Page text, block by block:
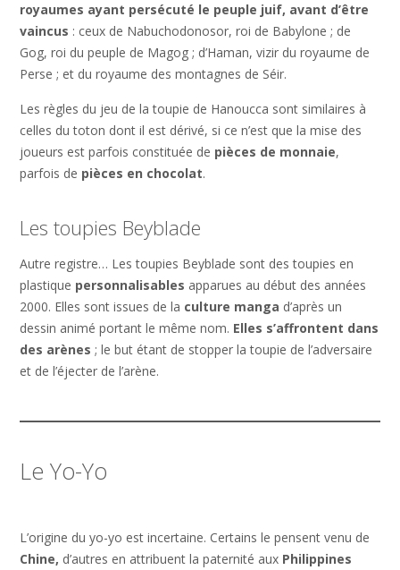
royaumes ayant persécuté le peuple juif, avant d’être
vaincus : ceux de Nabuchodonosor, roi de Babylone ; de
Gog, roi du peuple de Magog ; d’Haman, vizir du royaume de
Perse ; et du royaume des montagnes de Séir.
Les règles du jeu de la toupie de Hanoucca sont similaires à
celles du toton dont il est dérivé, si ce n’est que la mise des
joueurs est parfois constituée de pièces de monnaie,
parfois de pièces en chocolat.
Les toupies Beyblade
Autre registre… Les toupies Beyblade sont des toupies en
plastique personnalisables apparues au début des années
2000. Elles sont issues de la culture manga d’après un
dessin animé portant le même nom. Elles s’affrontent dans
des arènes ; le but étant de stopper la toupie de l’adversaire
et de l’éjecter de l’arène.
Le Yo-Yo
L’origine du yo-yo est incertaine. Certains le pensent venu de
Chine, d’autres en attribuent la paternité aux Philippines